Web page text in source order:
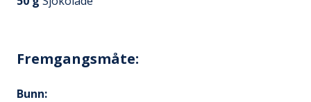
Fremgangsmåte:
Bunn: